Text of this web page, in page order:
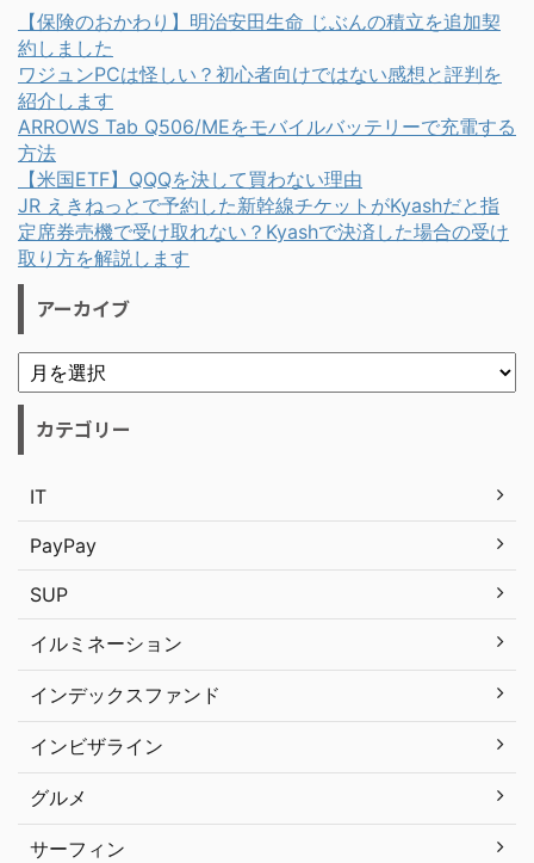
【保険のおかわり】明治安田生命 じぶんの積立を追加契
約しました
ワジュンPCは怪しい？初心者向けではない感想と評判を
紹介します
ARROWS Tab Q506/MEをモバイルバッテリーで充電する
方法
【米国ETF】QQQを決して買わない理由
JR えきねっとで予約した新幹線チケットがKyashだと指
定席券売機で受け取れない？Kyashで決済した場合の受け
取り方を解説します
アーカイブ
カテゴリー
IT
PayPay
SUP
イルミネーション
インデックスファンド
インビザライン
グルメ
サーフィン